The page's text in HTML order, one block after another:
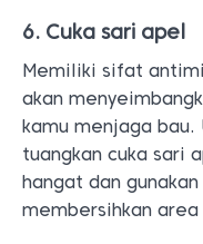
6. Cuka sari apel
Memiliki sifat
akan
kamu menjaga
tuangkan cuka sari
hangat dan
membersihkan area